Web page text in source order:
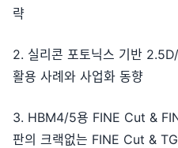
략
2. 실리콘 포토닉스 기반
활용 사례와 사업화 동향
3. HBM4/5용 FINE Cut &
판의 크랙없는 FINE Cut &